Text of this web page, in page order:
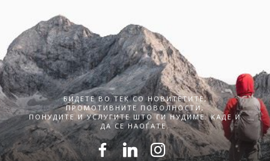
БИДЕТЕ ВО ТЕК СО НОВИТЕТИТЕ,
ПРОМОТИВНИТЕ ПОВОЛНОСТИ,
ПОНУДИТЕ И УСЛУГИТЕ ШТО ГИ НУДИМЕ. КАДЕ И
ДА СЕ НАОЃАТЕ.